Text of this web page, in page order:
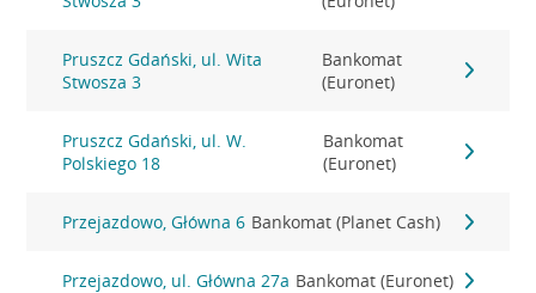
Pruszcz Gdański, ul. Wita
Stwosza 3
Bankomat
(Euronet)
Pruszcz Gdański, ul. W.
Polskiego 18
Bankomat
(Euronet)
Przejazdowo, Główna 6 Bankomat (Planet Cash)
Przejazdowo, ul. Główna 27a Bankomat (Euronet)